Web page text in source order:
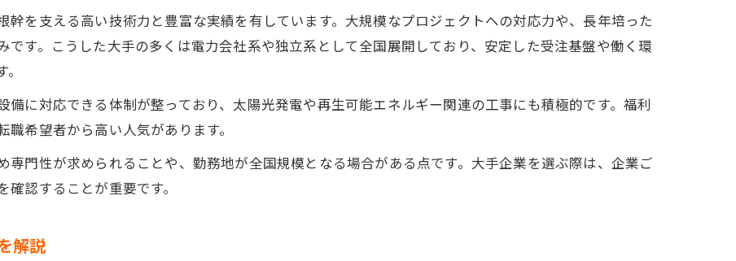
を支える高い技術力と豊富な実績を有しています。大規模なプロジェクトへの対応力や、長年培った
です。こうした大手の多くは電力会社系や独立系として全国展開しており、安定した受注基盤や働く環
に対応できる体制が整っており、太陽光発電や再生可能エネルギー関連の工事にも積極的です。福利
希望者から高い人気があります。
門性が求められることや、勤務地が全国規模となる場合がある点です。大手企業を選ぶ際は、企業ご
認することが重要です。
解説